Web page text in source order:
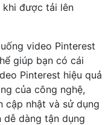
được tải lên
video Pinterest
giúp bạn có cái
Pinterest hiệu quả
của công nghệ,
cập nhật và sử dụng
dễ dàng tận dụng